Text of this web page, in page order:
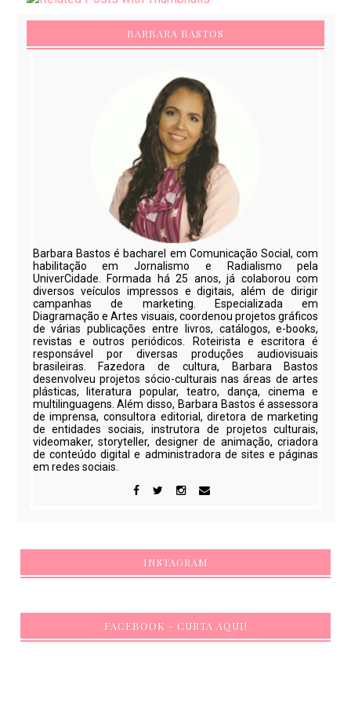
BARBARA BASTOS
Barbara Bastos é bacharel em Comunicação Social, com
habilitação em Jornalismo e Radialismo pela
UniverCidade. Formada há 25 anos, já colaborou com
diversos veículos impressos e digitais, além de dirigir
campanhas de marketing. Especializada em
Diagramação e Artes visuais, coordenou projetos gráficos
de várias publicações entre livros, catálogos, e-books,
revistas e outros periódicos. Roteirista e escritora é
responsável por diversas produções audiovisuais
brasileiras. Fazedora de cultura, Barbara Bastos
desenvolveu projetos sócio-culturais nas áreas de artes
plásticas, literatura popular, teatro, dança, cinema e
multilinguagens. Além disso, Barbara Bastos é assessora
de imprensa, consultora editorial, diretora de marketing
de entidades sociais, instrutora de projetos culturais,
videomaker, storyteller, designer de animação, criadora
de conteúdo digital e administradora de sites e páginas
em redes sociais.
INSTAGRAM
FACEBOOK - CURTA AQUI!